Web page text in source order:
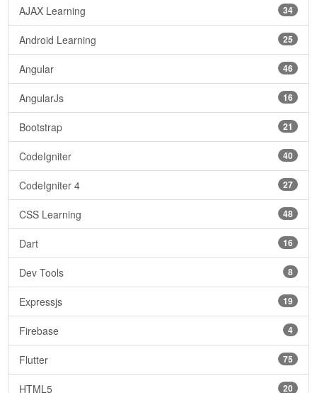
34
AJAX Learning
25
Android Learning
46
Angular
16
AngularJs
21
Bootstrap
40
CodeIgniter
27
CodeIgniter 4
48
CSS Learning
16
Dart
8
Dev Tools
19
Expressjs
4
Firebase
75
Flutter
20
HTML5